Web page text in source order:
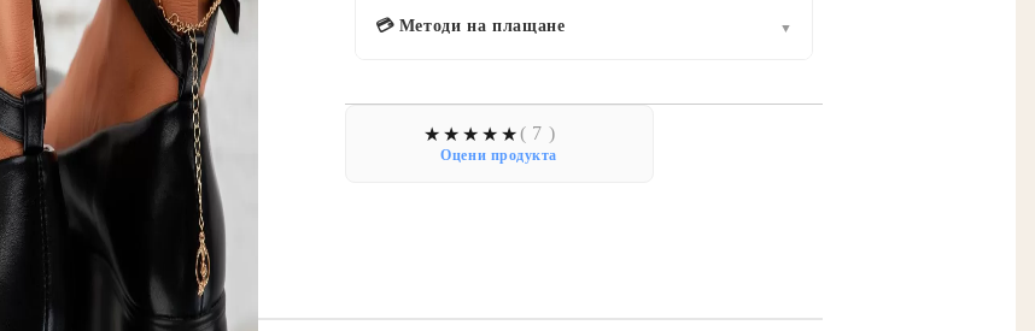
💳 Методи на плащане ▼
( 7 )
Оцени продукта